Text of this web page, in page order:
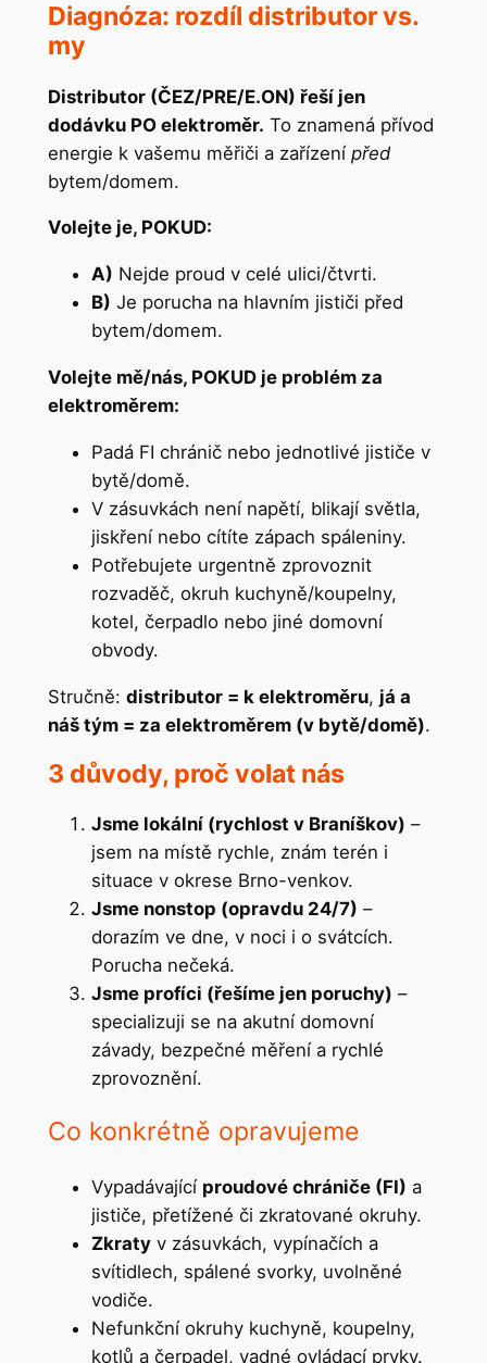
Diagnóza: rozdíl distributor vs.
my
Distributor (ČEZ/PRE/E.ON) řeší jen
dodávku PO elektroměr. To znamená přívod
energie k vašemu měřiči a zařízení před
bytem/domem.
Volejte je, POKUD:
A) Nejde proud v celé ulici/čtvrti.
B) Je porucha na hlavním jističi před
bytem/domem.
Volejte mě/nás, POKUD je problém za
elektroměrem:
Padá FI chránič nebo jednotlivé jističe v
bytě/domě.
V zásuvkách není napětí, blikají světla,
jiskření nebo cítíte zápach spáleniny.
Potřebujete urgentně zprovoznit
rozvaděč, okruh kuchyně/koupelny,
kotel, čerpadlo nebo jiné domovní
obvody.
Stručně: distributor = k elektroměru, já a
náš tým = za elektroměrem (v bytě/domě).
3 důvody, proč volat nás
Jsme lokální (rychlost v Braníškov) –
jsem na místě rychle, znám terén i
situace v okrese Brno-venkov.
Jsme nonstop (opravdu 24/7) –
dorazím ve dne, v noci i o svátcích.
Porucha nečeká.
Jsme profíci (řešíme jen poruchy) –
specializuji se na akutní domovní
závady, bezpečné měření a rychlé
zprovoznění.
Co konkrétně opravujeme
Vypadávající proudové chrániče (FI) a
jističe, přetížené či zkratované okruhy.
Zkratyv zásuvkách, vypínačích a
svítidlech, spálené svorky, uvolněné
vodiče.
Nefunkční okruhy kuchyně, koupelny,
kotlů a čerpadel, vadné ovládací prvky.